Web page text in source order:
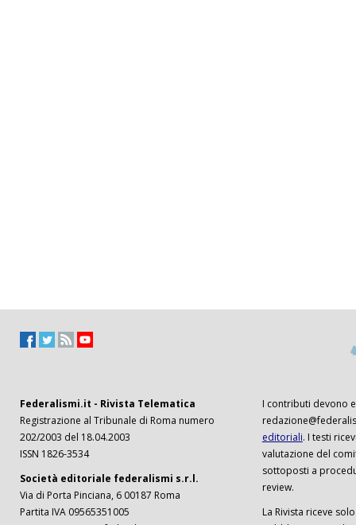
Federalismi.it - Rivista Telematica
Registrazione al Tribunale di Roma numero
202/2003 del 18.04.2003
ISSN 1826-3534
Società editoriale federalismi s.r.l.
Via di Porta Pinciana, 6 00187 Roma
Partita IVA 09565351005
I contributi devono
editoriali. I testi
valutazione del
sottoposti a
review.
La Rivista riceve